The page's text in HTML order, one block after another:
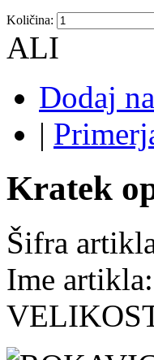
Količina:
ALI
Dodaj
|
Kratek
Šifra
Ime